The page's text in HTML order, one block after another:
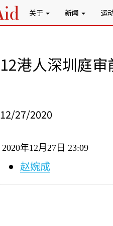
关于 新闻 运
12港人深圳庭
12/27/2020
2020年12月 27 日 23:09
赵婉成